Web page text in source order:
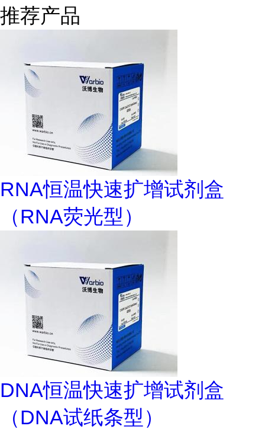
推荐产品
RNA恒温快速扩增试剂盒
（RNA荧光型）
DNA恒温快速扩增试剂盒
（DNA试纸条型）